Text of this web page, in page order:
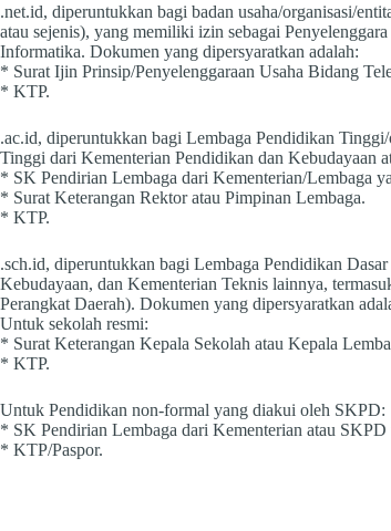
.net.id, diperuntukkan bagi badan usaha/organisasi/
atau sejenis), yang memiliki izin sebagai
Informatika. Dokumen yang dipersyaratkan adalah:
* Surat Ijin Prinsip/Penyelenggaraan Usaha Bidang
* KTP.
.ac.id, diperuntukkan bagi Lembaga Pendidikan
Tinggi dari Kementerian Pendidikan dan Kebudayaan
* SK Pendirian Lembaga dari Kementerian/Lembaga
* Surat Keterangan Rektor atau Pimpinan Lembaga.
* KTP.
.sch.id, diperuntukkan bagi Lembaga Pendidikan
Kebudayaan, dan Kementerian Teknis lainnya,
Perangkat Daerah). Dokumen yang dipersyaratkan
Untuk sekolah resmi:
* Surat Keterangan Kepala Sekolah atau Kepala
* KTP.
Untuk Pendidikan non-formal yang diakui oleh SKPD:
* SK Pendirian Lembaga dari Kementerian atau SKPD
* KTP/Paspor.